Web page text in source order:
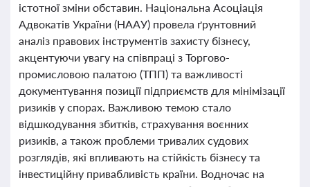
істотної зміни обставин. Національна Асоціація
Адвокатів України (НААУ) провела ґрунтовний
аналіз правових інструментів захисту бізнесу,
акцентуючи увагу на співпраці з Торгово-
промисловою палатою (ТПП) та важливості
документування позиції підприємств для мінімізації
ризиків у спорах. Важливою темою стало
відшкодування збитків, страхування воєнних
ризиків, а також проблеми тривалих судових
розглядів, які впливають на стійкість бізнесу та
інвестиційну привабливість країни. Водночас на